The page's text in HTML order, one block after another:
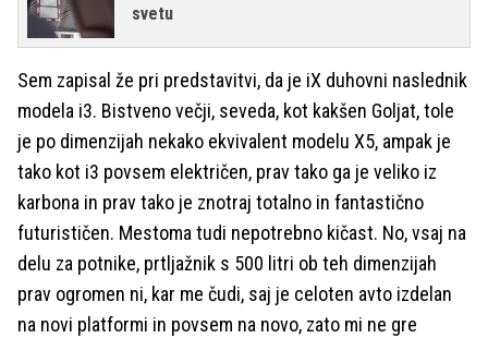
svetu
Sem zapisal že pri predstavitvi, da je iX duhovni naslednik
modela i3. Bistveno večji, seveda, kot kakšen Goljat, tole
je po dimenzijah nekako ekvivalent modelu X5, ampak je
tako kot i3 povsem električen, prav tako ga je veliko iz
karbona in prav tako je znotraj totalno in fantastično
futurističen. Mestoma tudi nepotrebno kičast. No, vsaj na
delu za potnike, prtljažnik s 500 litri ob teh dimenzijah
prav ogromen ni, kar me čudi, saj je celoten avto izdelan
na novi platformi in povsem na novo, zato mi ne gre